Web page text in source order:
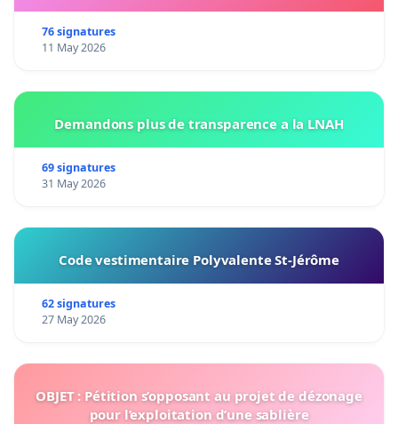
76 signatures
11 May 2026
Demandons plus de transparence a la LNAH
69 signatures
31 May 2026
Code vestimentaire Polyvalente St-Jérôme
62 signatures
27 May 2026
OBJET : Pétition s’opposant au projet de dézonage
pour l’exploitation d’une sablière